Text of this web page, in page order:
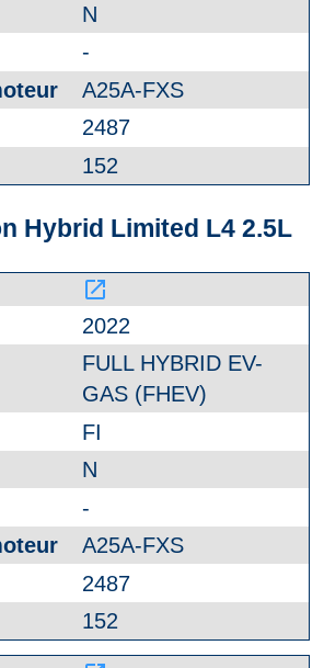
N
-
A25A-FXS
2487
152
Hybrid Limited L4 2.5L
launch
2022
FULL HYBRID EV-
GAS (FHEV)
FI
N
-
A25A-FXS
2487
152